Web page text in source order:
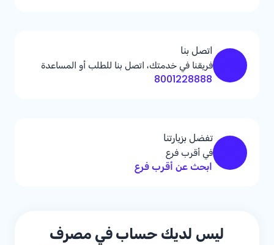
اتصل بنا
فريقنا في خدمتك، اتصل بنا للطلب أو المساعدة
8001228888
تفضل بزيارتنا
في أقرب فرع
ابحث عن أقرب فرع
ليس لديك حساب في مصرف